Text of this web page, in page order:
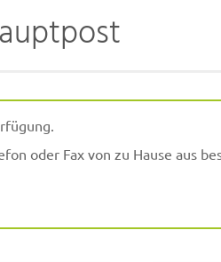
oder Fax von zu Hause aus